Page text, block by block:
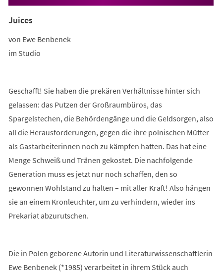
Juices
von Ewe Benbenek
im Studio
Geschafft! Sie haben die prekären Verhältnisse hinter sich
gelassen: das Putzen der Großraumbüros, das
Spargelstechen, die Behördengänge und die Geldsorgen, also
all die Herausforderungen, gegen die ihre polnischen Mütter
als Gastarbeiterinnen noch zu kämpfen hatten. Das hat eine
Menge Schweiß und Tränen gekostet. Die nachfolgende
Generation muss es jetzt nur noch schaffen, den so
gewonnen Wohlstand zu halten – mit aller Kraft! Also hängen
sie an einem Kronleuchter, um zu verhindern, wieder ins
Prekariat abzurutschen.
Die in Polen geborene Autorin und Literaturwissenschaftlerin
Ewe Benbenek (*1985) verarbeitet in ihrem Stück auch